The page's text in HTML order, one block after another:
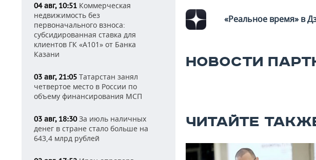
04 авг, 10:51 Коммерческая
недвижимость без
первоначального взноса:
субсидированная ставка для
клиентов ГК «А101» от Банка
Казани
03 авг, 21:05 Татарстан занял
четвертое место в России по
объему финансирования МСП
03 авг, 18:30За июль наличных
денег в стране стало больше на
643,4 млрд рублей
«Реальное время» в
НОВОСТИ
ЧИТАЙТЕ